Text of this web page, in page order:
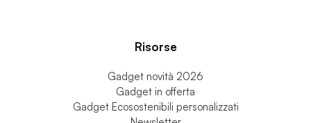
Risorse
Gadget novità 2026